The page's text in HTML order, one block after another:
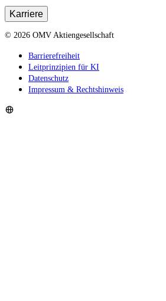
Karriere
© 2026 OMV Aktiengesellschaft
Barrierefreiheit
Leitprinzipien für KI
Datenschutz
Impressum & Rechtshinweis